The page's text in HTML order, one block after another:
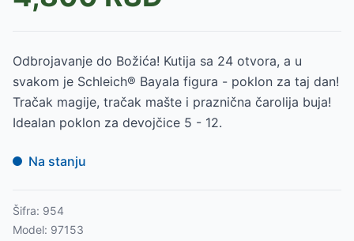
Odbrojavanje do Božića! Kutija sa 24 otvora, a u
svakom je Schleich® Bayala figura - poklon za taj dan!
Tračak magije, tračak mašte i praznična čarolija buja!
Idealan poklon za devojčice 5 - 12.
Na stanju
Šifra: 954
Model: 97153